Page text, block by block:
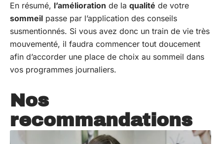
En résumé, l’amélioration de la qualité de votre
sommeil passe par l’application des conseils
susmentionnés. Si vous avez donc un train de vie très
mouvementé, il faudra commencer tout doucement
afin d’accorder une place de choix au sommeil dans
vos programmes journaliers.
Nos
recommandations